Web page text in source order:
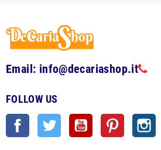
Email: info@decariashop.it
FOLLOW US
Facebook Twitter YouTube Pinterest